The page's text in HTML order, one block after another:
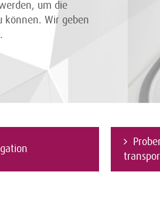
um die
können. Wir geben